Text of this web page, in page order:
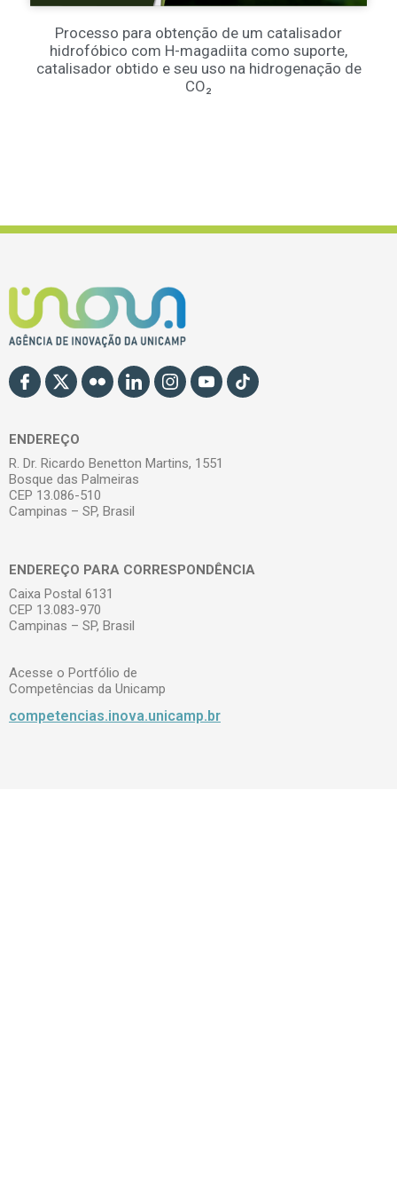
Processo para obtenção de um catalisador
hidrofóbico com H-magadiita como suporte,
catalisador obtido e seu uso na hidrogenação de
CO₂
ENDEREÇO
R. Dr. Ricardo Benetton Martins, 1551
Bosque das Palmeiras
CEP 13.086-510
Campinas – SP, Brasil
ENDEREÇO PARA CORRESPONDÊNCIA
Caixa Postal 6131
CEP 13.083-970
Campinas – SP, Brasil
Acesse o Portfólio de
Competências da Unicamp
competencias.inova.unicamp.br